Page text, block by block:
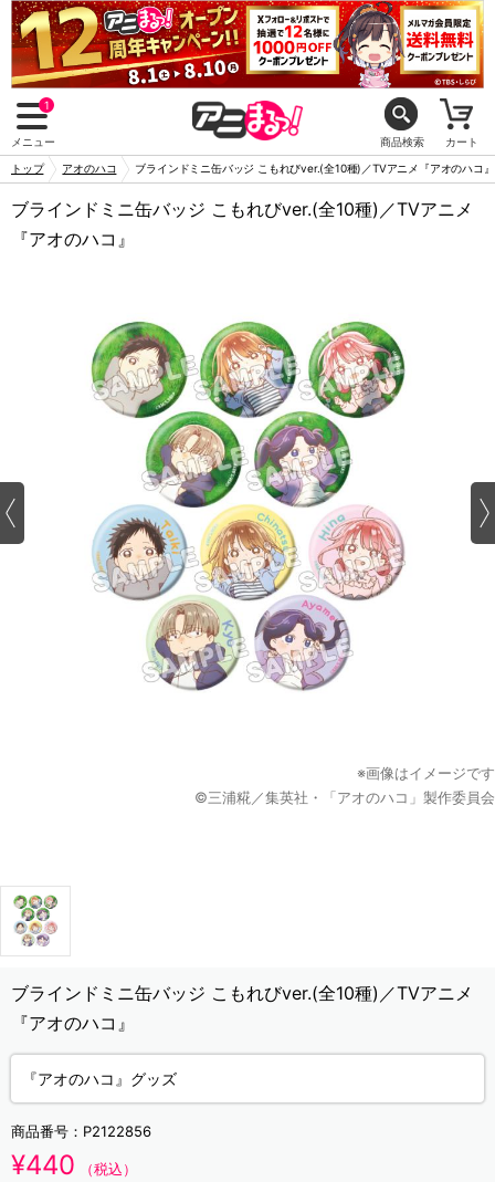
1
メニュー 商品検索 カート
トップ アオのハコ ブラインドミニ缶バッジ こもれびver.(全10種)／TVアニメ『アオのハコ』
ブラインドミニ缶バッジ こもれびver.(全10種)／TVアニメ
『アオのハコ』
※画像はイメージです
©三浦糀／集英社・「アオのハコ」製作委員会
ブラインドミニ缶バッジ こもれびver.(全10種)／TVアニメ
『アオのハコ』
『アオのハコ』グッズ
商品番号： P2122856
¥440 （税込）